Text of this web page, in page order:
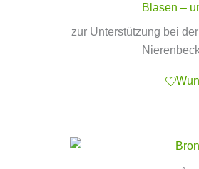
Blasen –
zur Unterstützung bei